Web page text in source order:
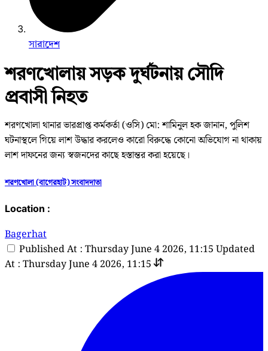
সারাদেশ
শরণখোলায় সড়ক দুর্ঘটনায় সৌদি
প্রবাসী নিহত
শরণখোলা থানার ভারপ্রাপ্ত কর্মকর্তা (ওসি) মো: শামিনুল হক জানান, পুলিশ
ঘটনাস্থলে গিয়ে লাশ উদ্ধার করলেও কারো বিরুদ্ধে কোনো অভিযোগ না থাকায়
লাশ দাফনের জন্য স্বজনদের কাছে হস্তান্তর করা হয়েছে।
শরণখোলা (বাগেরহাট) সংবাদদাতা
Location :
Bagerhat
Published At : Thursday June 4 2026, 11:15 Updated
At : Thursday June 4 2026, 11:15